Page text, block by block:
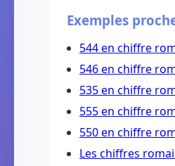
Exemples
544 en chiffre
546 en chiffre
535 en chiffre
555 en chiffre
550 en chiffre
Les chiffres